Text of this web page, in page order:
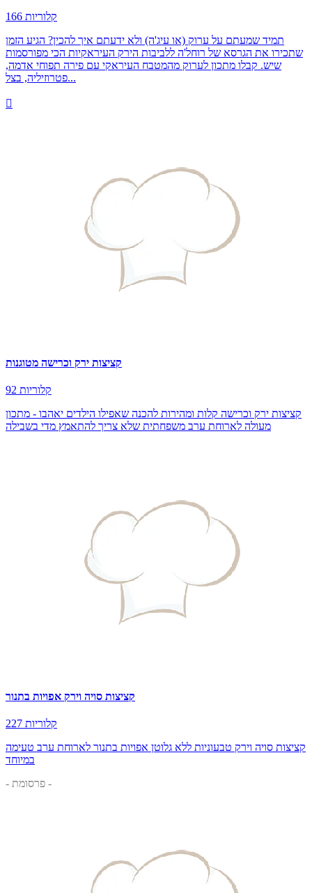
166 קלוריות
תמיד שמעתם על ערוק (או עיג'ה) ולא ידעתם איך להכין? הגיע הזמן
שתכירו את הגרסא של רוחל'ה ללביבות הירק העיראקיות הכי מפורסמות
שיש. קבלו מתכון לערוק מהמטבח העיראקי עם פירה תפוחי אדמה,
פטרוזיליה, בצל...

קציצות ירק וכרישה מטוגנות
92 קלוריות
קציצות ירק וכרישה קלות ומהירות להכנה שאפילו הילדים יאהבו - מתכון
מעולה לארוחת ערב משפחתית שלא צריך להתאמץ מדי בשבילה
קציצות סויה וירק אפויות בתנור
227 קלוריות
קציצות סויה וירק טבעוניות ללא גלוטן אפויות בתנור לארוחת ערב טעימה
במיוחד
- פרסומת -